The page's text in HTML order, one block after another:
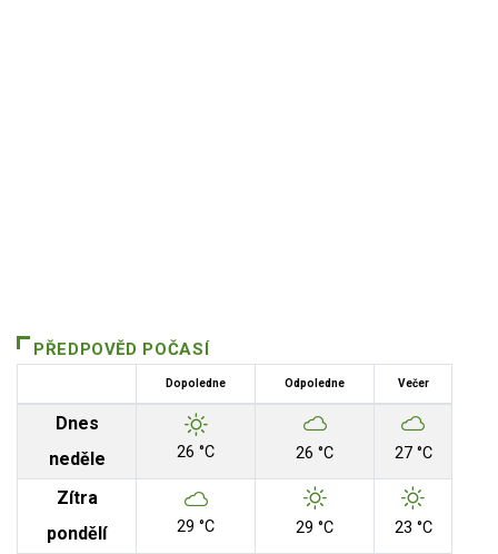
PŘEDPOVĚD POČASÍ
Dopoledne Odpoledne Večer
Dnes
neděle
26 °C 26 °C 27 °C
Zítra
pondělí
29 °C 29 °C 23 °C